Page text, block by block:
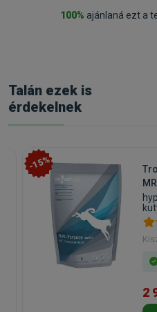
100% ajánlaná ezt a
Talán ezek is
érdekelnek
-15%
2